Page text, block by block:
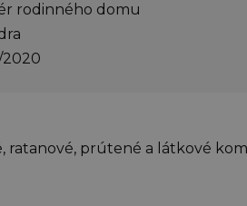
rodinného domu
ratanové, prútené a látkové